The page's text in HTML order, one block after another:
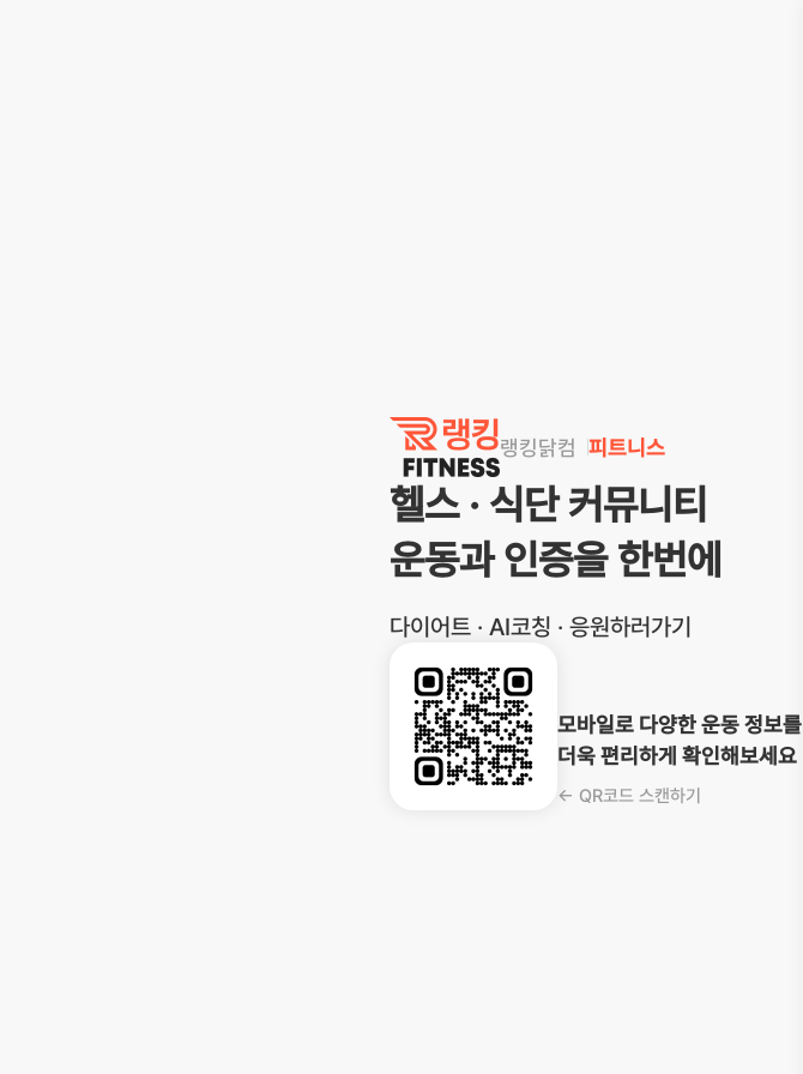
랭킹닭컴
랭킹닭컴 피트니스
헬스 · 식단 커뮤니티
운동과 인증을 한번에
다이어트 · AI코칭 · 응원하러가기
모바일로 다양한 운동 정보를
더욱 편리하게 확인해보세요
← QR코드 스캔하기